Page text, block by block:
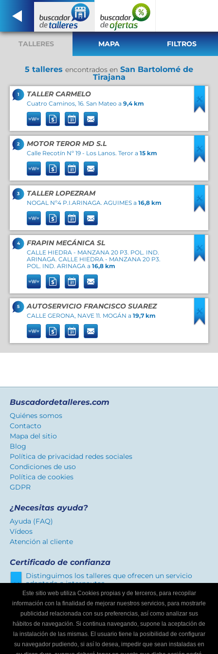
TALLERES MAPA FILTROS
5 talleres encontrados en San Bartolomé de
Tirajana
1 TALLER CARMELO
Cuatro Caminos, 16. San Mateo a 9,4 km
2 MOTOR TEROR MD S.L
Calle Recotín Nº 19 - Los Lanos. Teror a 15 km
3 TALLER LOPEZRAM
NOGAL Nº4 P.I.ARINAGA. AGUIMES a 16,8 km
4 FRAPIN MECÁNICA SL
CALLE HIEDRA - MANZANA 20 P3. POL. IND.
ARINAGA. CALLE HIEDRA - MANZANA 20 P3.
POL. IND. ARINAGA a 16,8 km
5 AUTOSERVICIO FRANCISCO SUAREZ
CALLE GERONA, NAVE 11. MOGÁN a 19,7 km
Buscadordetalleres.com
Quiénes somos
Contacto
Mapa del sitio
Blog
Política de privacidad redes sociales
Condiciones de uso
Política de cookies
GDPR
¿Necesitas ayuda?
Ayuda (FAQ)
Vídeos
Atención al cliente
Certificado de confianza
Distinguimos los talleres que ofrecen un servicio
adaptado a internautas.
¿Eres un taller mecánico?
Escríbenos y te informaremos cómo formar parte de
Buscador de talleres.
Este sitio web utiliza Cookies propias y de terceros, para recopilar
información con la finalidad de mejorar nuestros servicios, para mostrarle
publicidad relacionada con sus preferencias, así como analizar sus
hábitos de navegación. Si continua navegando, supone la aceptación de
la instalación de las mismas. El usuario tiene la posibilidad de configurar
su navegador pudiendo, si así lo desea, impedir que sean instaladas en